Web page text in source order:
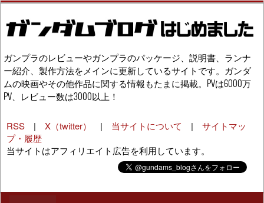
ガンプラのレビューやガンプラのパッケージ、説明書、ランナ
ー紹介、製作方法をメインに更新しているサイトです。ガンダ
ムの映画やその他作品に関する情報もたまに掲載。PVは6000万
PV、レビュー数は3000以上！
RSS | X（twitter） | 当サイトについて | サイトマッ
プ・履歴
当サイトはアフィリエイト広告を利用しています。